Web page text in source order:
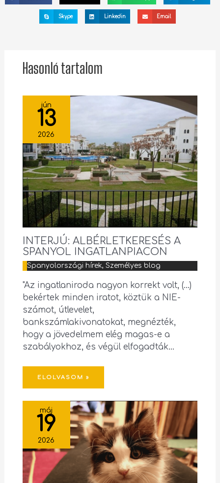
Skype Linkedin Email
Hasonló tartalom
jún
13
2026
INTERJÚ: ALBÉRLETKERESÉS A
SPANYOL INGATLANPIACON
Spanyolországi hírek, Személyes blog
"Az ingatlaniroda nagyon korrekt volt, (...)
bekértek minden iratot, köztük a NIE-
számot, útlevelet,
bankszámlakivonatokat, megnézték,
hogy a jövedelmem elég magas-e a
szabályokhoz, és végül elfogadták…
ELOLVASOM »
máj
19
2026